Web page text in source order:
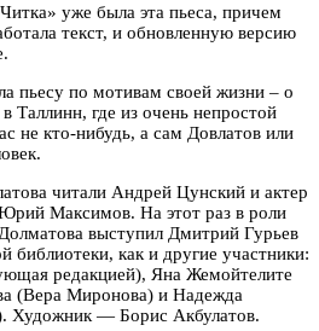
уже была эта пьеса, причем
текст, и обновленную версию
пьесу по мотивам своей жизни – о
Таллинн, где из очень непростой
не кто-нибудь, а сам Довлатов или
читали Андрей Цунский и актер
Максимов. На этот раз в роли
выступил Дмитрий Гурьев
как и другие участники:
редакцией), Яна Жемойтелите
(Вера Миронова) и Надежда
Художник — Борис Акбулатов.